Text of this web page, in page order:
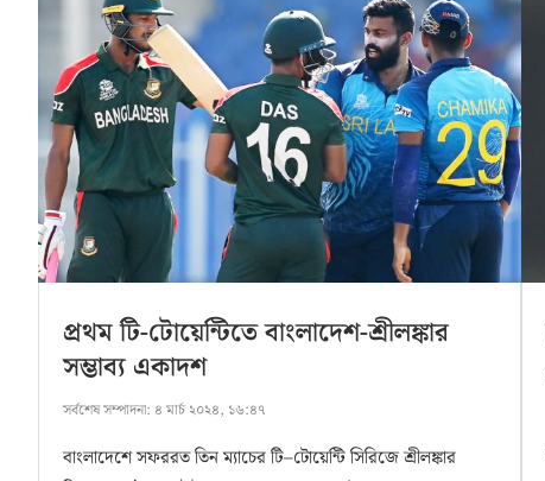
প্রথম টি-টোয়েন্টিতে বাংলাদেশ-শ্রীলঙ্কার
সম্ভাব্য একাদশ
সর্বশেষ সম্পাদনা: ৪ মার্চ ২০২৪, ১৬:৪৭
বাংলাদেশে সফররত তিন ম্যাচের টি–টোয়েন্টি সিরিজে শ্রীলঙ্কার